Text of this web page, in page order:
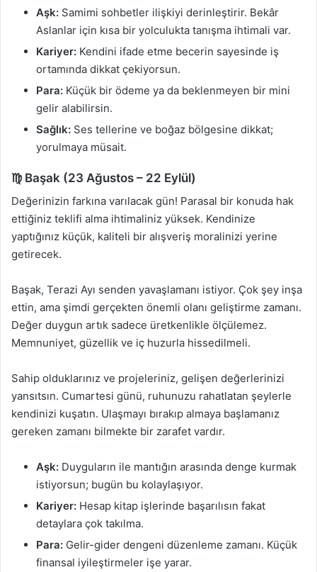
Aşk: Samimi sohbetler ilişkiyi derinleştirir. Bekâr
Aslanlar için kısa bir yolculukta tanışma ihtimali var.
Kariyer: Kendini ifade etme becerin sayesinde iş
ortamında dikkat çekiyorsun.
Para: Küçük bir ödeme ya da beklenmeyen bir mini
gelir alabilirsin.
Sağlık: Ses tellerine ve boğaz bölgesine dikkat;
yorulmaya müsait.
♍ Başak (23 Ağustos – 22 Eylül)
Değerinizin farkına varılacak gün! Parasal bir konuda hak
ettiğiniz teklifi alma ihtimaliniz yüksek. Kendinize
yaptığınız küçük, kaliteli bir alışveriş moralinizi yerine
getirecek.
Başak, Terazi Ayı senden yavaşlamanı istiyor. Çok şey inşa
ettin, ama şimdi gerçekten önemli olanı geliştirme zamanı.
Değer duygun artık sadece üretkenlikle ölçülemez.
Memnuniyet, güzellik ve iç huzurla hissedilmeli.
Sahip olduklarınız ve projeleriniz, gelişen değerlerinizi
yansıtsın. Cumartesi günü, ruhunuzu rahatlatan şeylerle
kendinizi kuşatın. Ulaşmayı bırakıp almaya başlamanız
gereken zamanı bilmekte bir zarafet vardır.
Aşk: Duyguların ile mantığın arasında denge kurmak
istiyorsun; bugün bu kolaylaşıyor.
Kariyer: Hesap kitap işlerinde başarılısın fakat
detaylara çok takılma.
Para: Gelir-gider dengeni düzenleme zamanı. Küçük
finansal iyileştirmeler işe yarar.